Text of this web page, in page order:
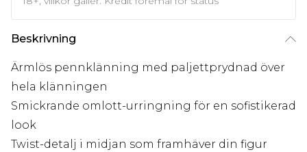
Beskrivning
Ärmlös pennklänning med paljettprydnad över
hela klänningen
Smickrande omlott-urringning för en sofistikerad
look
Twist-detalj i midjan som framhäver din figur